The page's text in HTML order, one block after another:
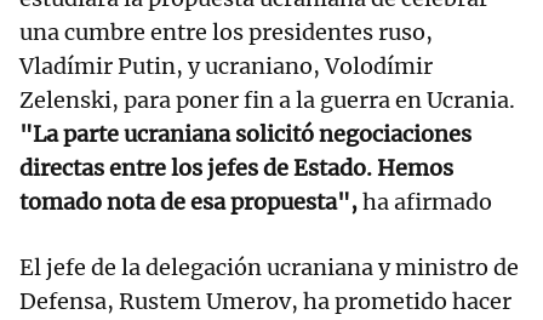
una cumbre entre los presidentes ruso,
Vladímir Putin, y ucraniano, Volodímir
Zelenski, para poner fin a la guerra en Ucrania.
"La parte ucraniana solicitó negociaciones
directas entre los jefes de Estado. Hemos
tomado nota de esa propuesta",ha afirmado
El jefe de la delegación ucraniana y ministro de
Defensa, Rustem Umerov, ha prometido hacer